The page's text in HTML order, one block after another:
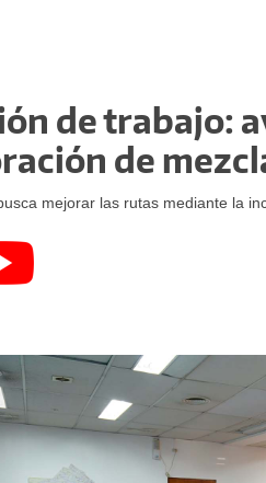
de trabajo:
de
mejorar las rutas mediante la